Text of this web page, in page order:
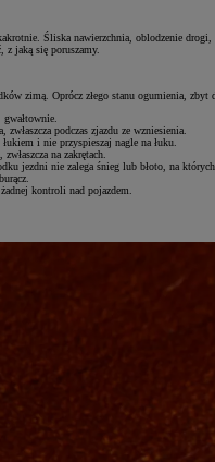
Śliska nawierzchnia, oblodzenie
z jaką się poruszamy.
zimą. Oprócz złego stanu ogumienia,
podczas zjazdu ze wzniesienia.
i nie przyspieszaj nagle na łuku.
na zakrętach.
jezdni nie zalega śnieg lub błoto, na
kontroli nad pojazdem.